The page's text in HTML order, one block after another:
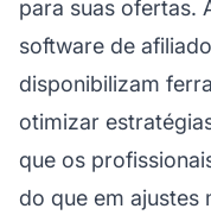
para suas ofertas.
software de
disponibilizam
otimizar
que os
do que em ajustes